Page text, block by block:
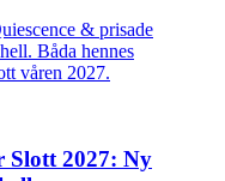
2027: Ny